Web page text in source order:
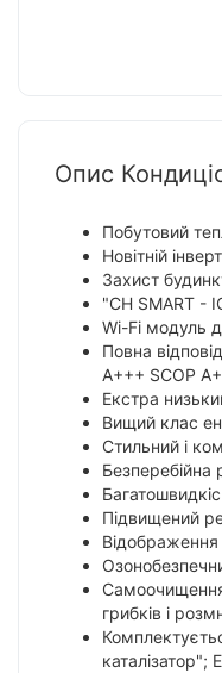
Опис
Побутовий
Новітній
Захист
"CH SMART -
Wi-Fi модуль
Повна
A+++ SCOP
Екстра
Вищий клас
Стильний і
Безперебійна
Підвищений
Відображення
Самоочищення
грибків і
каталізатор";